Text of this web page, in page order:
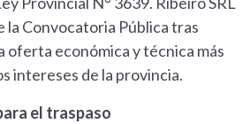
la Convocatoria Pública tras
oferta económica y técnica más
intereses de la provincia.
el traspaso